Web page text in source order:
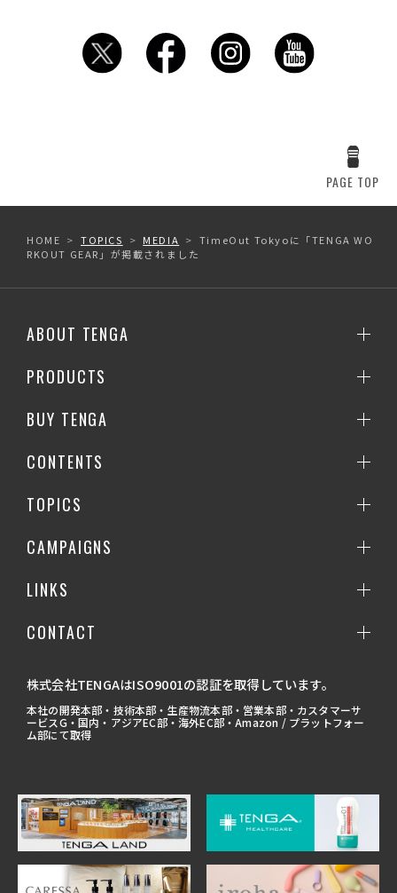
PAGE TOP
HOME TOPICS MEDIA
TimeOut Tokyoに「TENGA WO
RKOUT GEAR」が掲載されました
ABOUT TENGA
PRODUCTS
BUY TENGA
CONTENTS
TOPICS
CAMPAIGNS
LINKS
CONTACT
株式会社TENGAはISO9001の認証を取得しています。
本社の開発本部・技術本部・生産物流本部・営業本部・カスタマーサ
ービスG・国内・アジアEC部・海外EC部・Amazon / プラットフォー
ム部にて取得